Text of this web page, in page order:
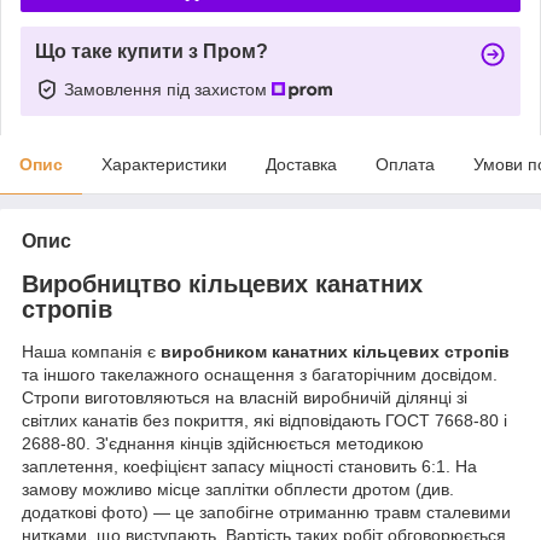
Що таке купити з Пром?
Замовлення під захистом
Опис Характеристики Доставка Оплата Умови
Опис
Виробництво кільцевих канатних
стропів
Наша компанія є виробником канатних кільцевих стропів
та іншого такелажного оснащення з багаторічним досвідом.
Стропи виготовляються на власній виробничій ділянці зі
світлих канатів без покриття, які відповідають ГОСТ 7668-80 і
2688-80. З'єднання кінців здійснюється методикою
заплетення, коефіцієнт запасу міцності становить 6:1. На
замову можливо місце заплітки обплести дротом (див.
додаткові фото) — це запобігне отриманню травм сталевими
нитками, що виступають. Вартість таких робіт обговорюється